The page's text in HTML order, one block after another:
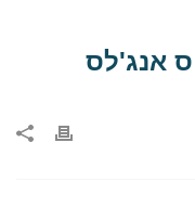
אנג'לס